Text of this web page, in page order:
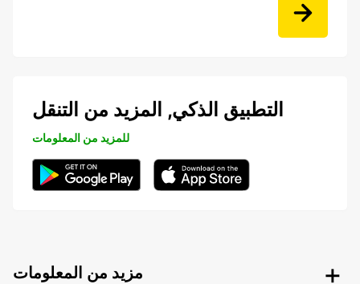
التطبيق الذكي, المزيد من التنقل
للمزيد من المعلومات
مزيد من المعلومات